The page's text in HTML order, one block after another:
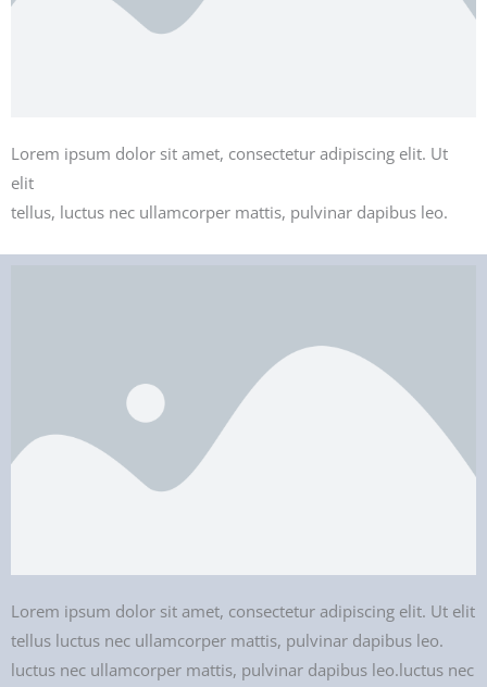
Lorem ipsum dolor sit amet, consectetur adipiscing elit. Ut
elit
tellus, luctus nec ullamcorper mattis, pulvinar dapibus leo.
Lorem ipsum dolor sit amet, consectetur adipiscing elit. Ut elit
tellus luctus nec ullamcorper mattis, pulvinar dapibus leo.
luctus nec ullamcorper mattis, pulvinar dapibus leo.luctus nec